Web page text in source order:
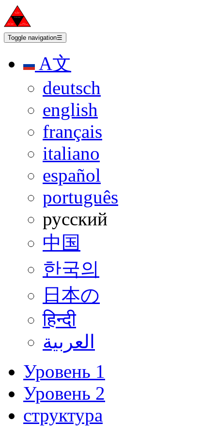
Toggle navigation☰
A文
deutsch
english
français
italiano
español
português
русский
中国
한국의
日本の
हिन्दी
العربية
Уровень 1
Уровень 2
структура